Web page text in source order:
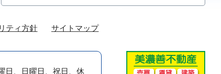
ティ方針 サイトマップ
日、日曜日、祝日、休